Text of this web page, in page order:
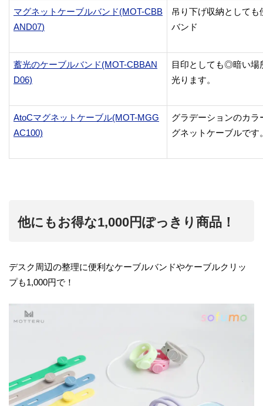
マグネットケーブルバンド(MOT-CBB
AND07)
吊り下げ収納としても
バンド
蓄光のケーブルバンド(MOT-CBBAN
D06)
目印としても◎暗い場
光ります。
AtoCマグネットケーブル(MOT-MGG
AC100)
グラデーションのカラ
グネットケーブルです
他にもお得な1,000円ぽっきり商品！
デスク周辺の整理に便利なケーブルバンドやケーブルクリッ
プも1,000円で！